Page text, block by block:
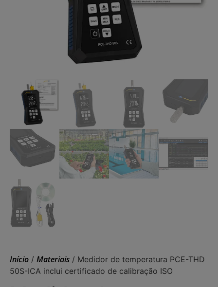
Início / Materiais / Medidor de temperatura PCE-THD
50S-ICA inclui certificado de calibração ISO